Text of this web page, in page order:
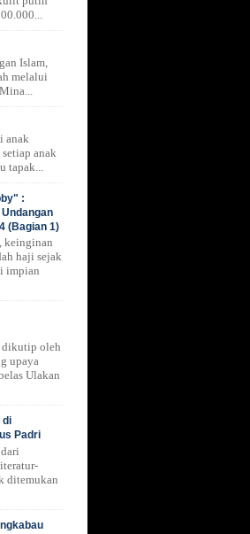
Islam,
melalui
anak
anak
tapak...
:
(Bagian 1)
keinginan
haji sejak
impian
dikutip oleh
upaya
Ulakan
di
Padri
ditemukan